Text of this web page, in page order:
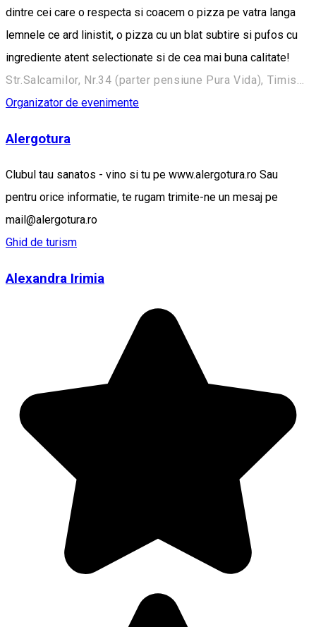
dintre cei care o respecta si coacem o pizza pe vatra langa
lemnele ce ard linistit, o pizza cu un blat subtire si pufos cu
ingrediente atent selectionate si de cea mai buna calitate!
Str.Salcamilor, Nr.34 (parter pensiune Pura Vida), Timisoara, Romania, 300758
Organizator de evenimente
Alergotura
Clubul tau sanatos - vino si tu pe www.alergotura.ro Sau
pentru orice informatie, te rugam trimite-ne un mesaj pe
mail@alergotura.ro
Ghid de turism
Alexandra Irimia